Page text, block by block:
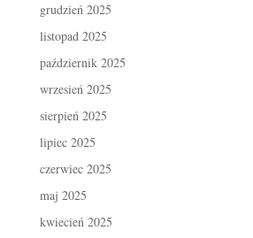
grudzień 2025
listopad 2025
październik 2025
wrzesień 2025
sierpień 2025
lipiec 2025
czerwiec 2025
maj 2025
kwiecień 2025